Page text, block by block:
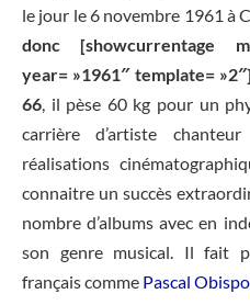
le jour le 6 novembre 1961 à
donc [showcurrentage
year= »1961″ template= »2″]
66 , il pèse 60 kg pour un
carrière d’artiste
réalisations
connaitre un succès
nombre d’albums avec en
son genre musical. Il fait
français comme Pascal Obispo